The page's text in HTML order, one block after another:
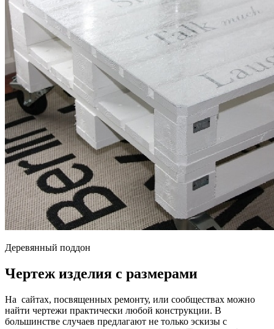
Деревянный поддон
Чертеж изделия с размерами
На сайтах, посвященных ремонту, или сообществах можно
найти чертежи практически любой конструкции. В
большинстве случаев предлагают не только эскизы с